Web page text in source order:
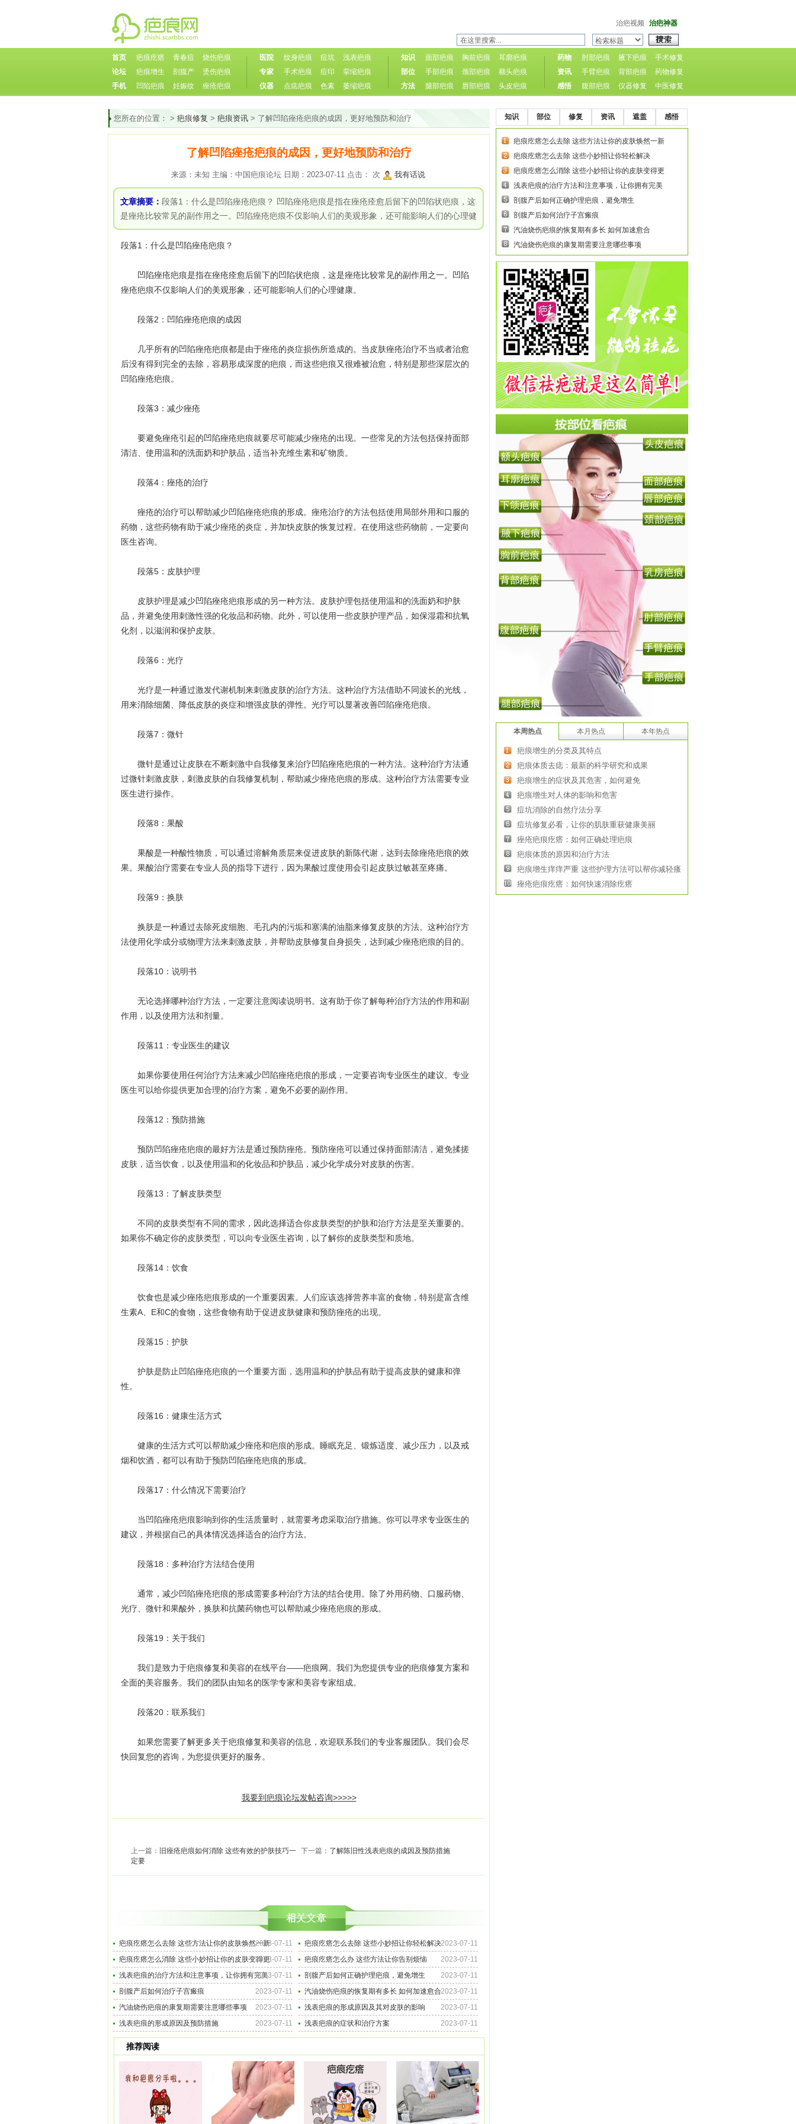
治疤神器
治疤视频
首页 疤痕疙瘩 青春痘
烧伤疤痕
论坛
疤痕增生 剖腹产
烫伤疤痕
手机
凹陷疤痕 妊娠纹 痤疮疤痕
医院 纹身疤痕 痘坑
浅表疤痕
专家
手术疤痕 痘印
挛缩疤痕
仪器
点痣疤痕 色素 萎缩疤痕
知识 面部疤痕 胸前疤痕
耳廓疤痕
部位
手部疤痕 颈部疤痕
额头疤痕
方法
腿部疤痕 唇部疤痕 头皮疤痕
药物 肘部疤痕 腋下疤痕
手术修复
资讯
手臂疤痕 背部疤痕
药物修复
感悟
腹部疤痕 仪器修复 中医修复
您所在的位置： > 疤痕修复 > 疤痕资讯 > 了解凹陷痤疮疤痕的成因，更好地预防和治疗
了解凹陷痤疮疤痕的成因，更好地预防和治疗
来源：未知 主编：中国疤痕论坛 日期：2023-07-11 点击： 次 我有话说
文章摘要： 段落1：什么是凹陷痤疮疤痕？ 凹陷痤疮疤痕是指在痤疮痊愈后留下的凹陷状疤痕，这
是痤疮比较常见的副作用之一。凹陷痤疮疤痕不仅影响人们的美观形象，还可能影响人们的心理健
段落1：什么是凹陷痤疮疤痕？
凹陷痤疮疤痕是指在痤疮痊愈后留下的凹陷状疤痕，这是痤疮比较常见的副作用之一。凹陷
痤疮疤痕不仅影响人们的美观形象，还可能影响人们的心理健康。
段落2：凹陷痤疮疤痕的成因
几乎所有的凹陷痤疮疤痕都是由于痤疮的炎症损伤所造成的。当皮肤痤疮治疗不当或者治愈
后没有得到完全的去除，容易形成深度的疤痕，而这些疤痕又很难被治愈，特别是那些深层次的
凹陷痤疮疤痕。
段落3：减少痤疮
要避免痤疮引起的凹陷痤疮疤痕就要尽可能减少痤疮的出现。一些常见的方法包括保持面部
清洁、使用温和的洗面奶和护肤品，适当补充维生素和矿物质。
段落4：痤疮的治疗
痤疮的治疗可以帮助减少凹陷痤疮疤痕的形成。痤疮治疗的方法包括使用局部外用和口服的
药物，这些药物有助于减少痤疮的炎症，并加快皮肤的恢复过程。在使用这些药物前，一定要向
医生咨询。
段落5：皮肤护理
皮肤护理是减少凹陷痤疮疤痕形成的另一种方法。皮肤护理包括使用温和的洗面奶和护肤
品，并避免使用刺激性强的化妆品和药物。此外，可以使用一些皮肤护理产品，如保湿霜和抗氧
化剂，以滋润和保护皮肤。
段落6：光疗
光疗是一种通过激发代谢机制来刺激皮肤的治疗方法。这种治疗方法借助不同波长的光线，
用来消除细菌、降低皮肤的炎症和增强皮肤的弹性。光疗可以显著改善凹陷痤疮疤痕。
段落7：微针
微针是通过让皮肤在不断刺激中自我修复来治疗凹陷痤疮疤痕的一种方法。这种治疗方法通
过微针刺激皮肤，刺激皮肤的自我修复机制，帮助减少痤疮疤痕的形成。这种治疗方法需要专业
医生进行操作。
段落8：果酸
果酸是一种酸性物质，可以通过溶解角质层来促进皮肤的新陈代谢，达到去除痤疮疤痕的效
果。果酸治疗需要在专业人员的指导下进行，因为果酸过度使用会引起皮肤过敏甚至疼痛。
段落9：换肤
换肤是一种通过去除死皮细胞、毛孔内的污垢和塞满的油脂来修复皮肤的方法。这种治疗方
法使用化学成分或物理方法来刺激皮肤，并帮助皮肤修复自身损失，达到减少痤疮疤痕的目的。
段落10：说明书
无论选择哪种治疗方法，一定要注意阅读说明书。这有助于你了解每种治疗方法的作用和副
作用，以及使用方法和剂量。
段落11：专业医生的建议
如果你要使用任何治疗方法来减少凹陷痤疮疤痕的形成，一定要咨询专业医生的建议。专业
医生可以给你提供更加合理的治疗方案，避免不必要的副作用。
段落12：预防措施
预防凹陷痤疮疤痕的最好方法是通过预防痤疮。预防痤疮可以通过保持面部清洁，避免揉搓
皮肤，适当饮食，以及使用温和的化妆品和护肤品，减少化学成分对皮肤的伤害。
段落13：了解皮肤类型
不同的皮肤类型有不同的需求，因此选择适合你皮肤类型的护肤和治疗方法是至关重要的。
如果你不确定你的皮肤类型，可以向专业医生咨询，以了解你的皮肤类型和质地。
段落14：饮食
饮食也是减少痤疮疤痕形成的一个重要因素。人们应该选择营养丰富的食物，特别是富含维
生素A、E和C的食物，这些食物有助于促进皮肤健康和预防痤疮的出现。
段落15：护肤
护肤是防止凹陷痤疮疤痕的一个重要方面，选用温和的护肤品有助于提高皮肤的健康和弹
性。
段落16：健康生活方式
健康的生活方式可以帮助减少痤疮和疤痕的形成。睡眠充足、锻炼适度、减少压力，以及戒
烟和饮酒，都可以有助于预防凹陷痤疮疤痕的形成。
段落17：什么情况下需要治疗
当凹陷痤疮疤痕影响到你的生活质量时，就需要考虑采取治疗措施。你可以寻求专业医生的
建议，并根据自己的具体情况选择适合的治疗方法。
段落18：多种治疗方法结合使用
通常，减少凹陷痤疮疤痕的形成需要多种治疗方法的结合使用。除了外用药物、口服药物、
光疗、微针和果酸外，换肤和抗菌药物也可以帮助减少痤疮疤痕的形成。
段落19：关于我们
我们是致力于疤痕修复和美容的在线平台——疤痕网。我们为您提供专业的疤痕修复方案和
全面的美容服务。我们的团队由知名的医学专家和美容专家组成。
段落20：联系我们
如果您需要了解更多关于疤痕修复和美容的信息，欢迎联系我们的专业客服团队。我们会尽
快回复您的咨询，为您提供更好的服务。
我要到疤痕论坛发帖咨询>>>>>
上一篇：
旧痤疮疤痕如何消除 这些有效的护肤技巧一
定要
下一篇： 了解陈旧性浅表疤痕的成因及预防措施
疤痕疙瘩怎么去除 这些方法让你的皮肤焕然一新2023-07-11 疤痕疙瘩怎么去除 这些小妙招让你轻松解决2023-07-11
疤痕疙瘩怎么消除 这些小妙招让你的皮肤变得更2023-07-11 疤痕疙瘩怎么办 这些方法让你告别烦恼
2023-07-11
浅表疤痕的治疗方法和注意事项，让你拥有完美2023-07-11 剖腹产后如何正确护理疤痕，避免增生
2023-07-11
剖腹产后如何治疗子宫瘢痕
2023-07-11 汽油烧伤疤痕的恢复期有多长 如何加速愈合2023-07-11
汽油烧伤疤痕的康复期需要注意哪些事项
2023-07-11 浅表疤痕的形成原因及其对皮肤的影响
2023-07-11
浅表疤痕的形成原因及预防措施
2023-07-11 浅表疤痕的症状和治疗方案 2023-07-11
推荐阅读
知识 部位 修复 资讯 遮盖 感悟
疤痕疙瘩怎么去除 这些方法让你的皮肤焕然一新
疤痕疙瘩怎么去除 这些小妙招让你轻松解决
疤痕疙瘩怎么消除 这些小妙招让你的皮肤变得更
浅表疤痕的治疗方法和注意事项，让你拥有完美
剖腹产后如何正确护理疤痕，避免增生
剖腹产后如何治疗子宫瘢痕
汽油烧伤疤痕的恢复期有多长 如何加速愈合
汽油烧伤疤痕的康复期需要注意哪些事项
本周热点 本月热点 本年热点
疤痕增生的分类及其特点
疤痕体质去痣：最新的科学研究和成果
疤痕增生的症状及其危害，如何避免
疤痕增生对人体的影响和危害
痘坑消除的自然疗法分享
痘坑修复必看，让你的肌肤重获健康美丽
痤疮疤痕疙瘩：如何正确处理疤痕
疤痕体质的原因和治疗方法
疤痕增生痒痒严重 这些护理方法可以帮你减轻瘙
痤疮疤痕疙瘩：如何快速消除疙瘩